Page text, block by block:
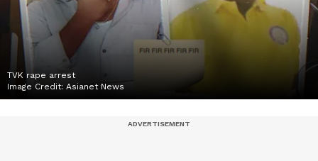
TVK rape arrest
Image Credit: Asianet News